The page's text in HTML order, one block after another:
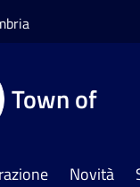
Town of
Novità